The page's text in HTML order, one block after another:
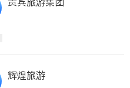
辉煌旅游